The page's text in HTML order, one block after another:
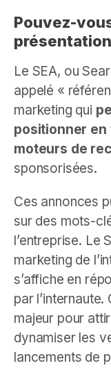
Pouvez-
présentation
Le SEA, ou
appelé «
marketing qui
positionner
moteurs de
sponsorisées.
Ces annonces
sur des mots-
l’entreprise. Le
marketing de
s’affiche en
par
majeur pour
dynamiser les
lancements de